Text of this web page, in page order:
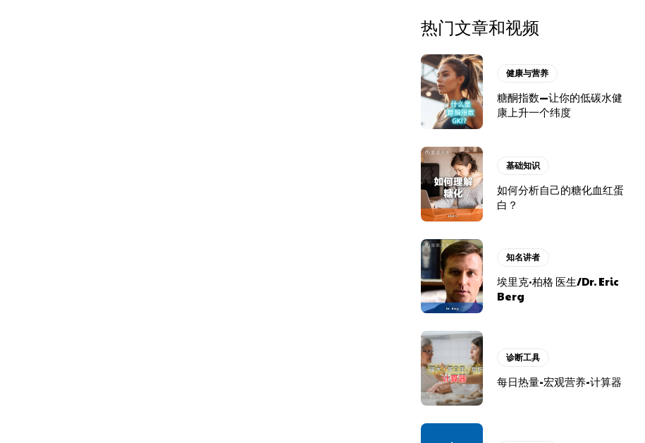
热门文章和视频
健康与营养
糖酮指数—让你的低碳水健
康上升一个纬度
基础知识
如何分析自己的糖化血红蛋
白？
知名讲者
埃里克·柏格 医生/Dr. Eric
Berg
诊断工具
每日热量-宏观营养-计算器